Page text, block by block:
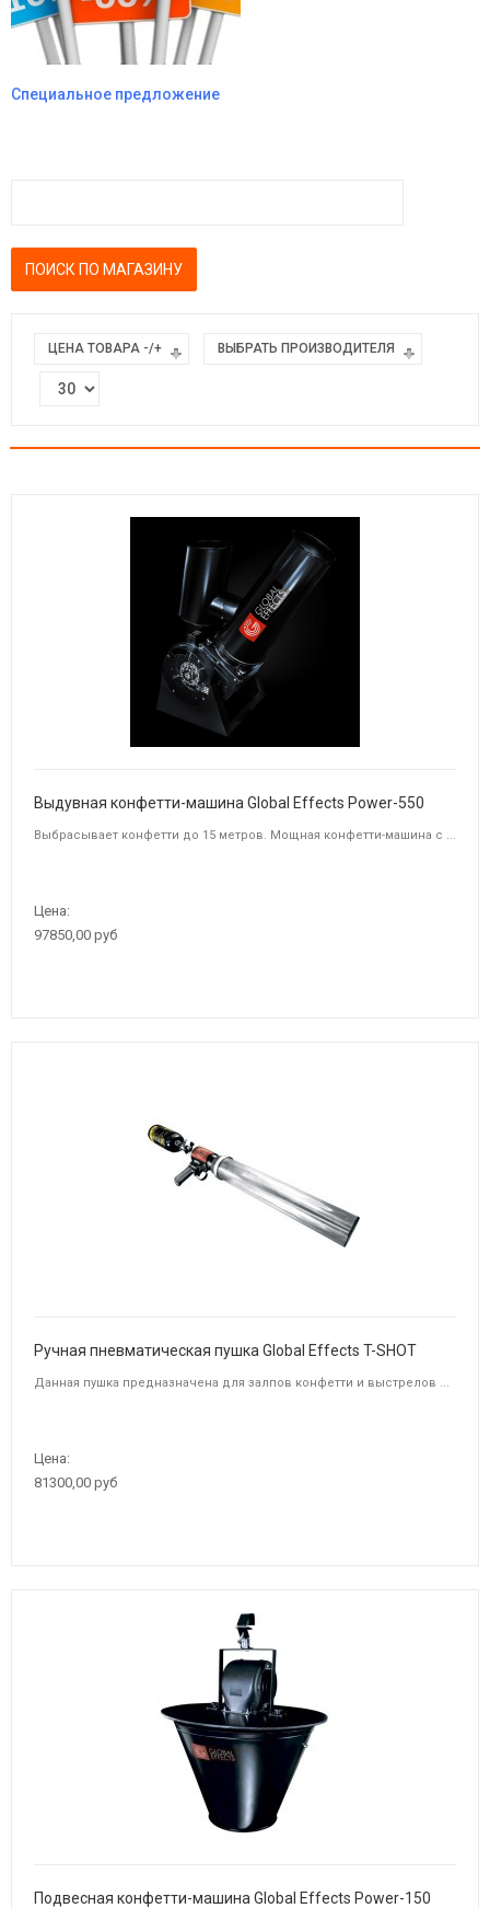
Специальное предложение
ЦЕНА ТОВАРА -/+ ВЫБРАТЬ ПРОИЗВОДИТЕЛЯ
Выдувная конфетти-машина Global Effects Power-550
Выбрасывает конфетти до 15 метров. Мощная конфетти-машина с ...
Цена:
97850,00 руб
Ручная пневматическая пушка Global Effects T-SHOT
Данная пушка предназначена для залпов конфетти и выстрелов ...
Цена:
81300,00 руб
Подвесная конфетти-машина Global Effects Power-150